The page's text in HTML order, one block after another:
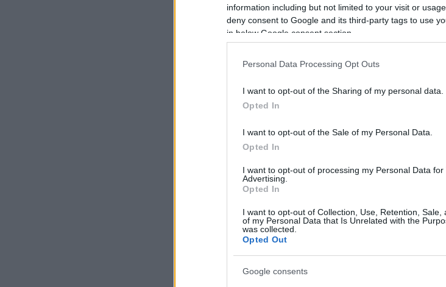
information including but not limited to your visit or
deny consent to Google and its third-party tags to use
in below Google consent section.
Personal Data Processing Opt Outs
I want to opt-out of the Sharing of my personal data.
Opted In
I want to opt-out of the Sale of my Personal Data.
Opted In
I want to opt-out of processing my Personal Data for
Advertising.
Opted In
I want to opt-out of Collection, Use, Retention, Sale,
of my Personal Data that Is Unrelated with the
was collected.
Opted Out
Google consents